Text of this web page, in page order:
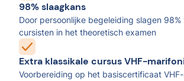
98% slaagkans
Door persoonlijke begeleiding slagen 98%
cursisten in het theoretisch examen
Extra klassikale cursus VHF-
Voorbereiding op het basiscertificaat